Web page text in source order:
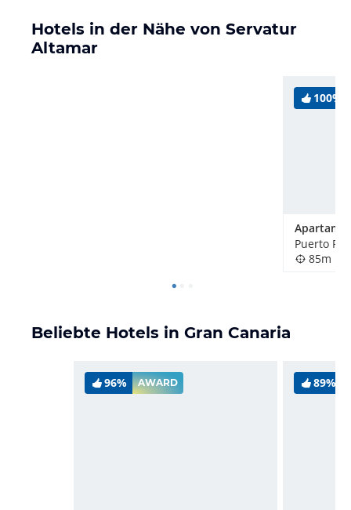
Hotels in der Nähe von Servatur
Altamar
100%
Puerto
85m
Beliebte Hotels in Gran Canaria
96% AWARD 89%